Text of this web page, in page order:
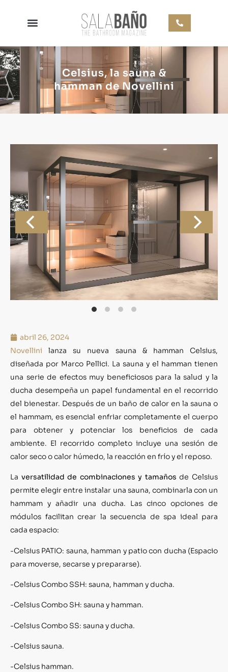
Celsius, la sauna &
hamman de Novellini
abril 26, 2024
Novellini lanza su nueva sauna & hamman Celsius,
diseñada por Marco Pellici. La sauna y el hamman tienen
una serie de efectos muy beneficiosos para la salud y la
ducha desempeña un papel fundamental en el recorrido
del bienestar. Después de un baño de calor en la sauna o
el hammam, es esencial enfriar completamente el cuerpo
para obtener y potenciar los beneficios de cada
ambiente. El recorrido completo incluye una sesión de
calor seco o calor húmedo, la reacción en frío y el reposo.
La versatilidad de combinaciones y tamaños de Celsius
permite elegir entre instalar una sauna, combinarla con un
hammam y añadir una ducha. Las cinco opciones de
módulos facilitan crear la secuencia de spa ideal para
cada espacio:
-Celsius PATIO: sauna, hamman y patio con ducha (Espacio
para moverse, secarse y prepararse).
-Celsius Combo SSH: sauna, hamman y ducha.
-Celsius Combo SH: sauna y hamman.
-Celsius Combo SS: sauna y ducha.
-Celsius sauna.
-Celsius hamman.